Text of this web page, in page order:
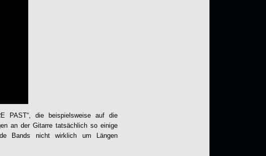
PAST“, die beispielsweise auf die
an der Gitarre tatsächlich so einige
Bands nicht wirklich um Längen